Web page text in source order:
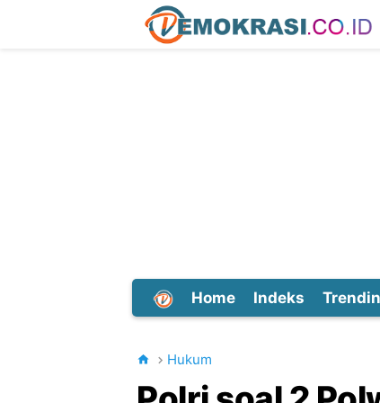
Home Indeks
Hukum